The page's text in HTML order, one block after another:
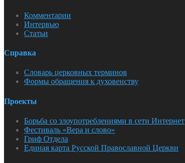
Комментарии
Интервью
Статьи
Справка
Словарь церковных терминов
Формы обращения к духовенству
Проекты
Борьба со злоупотреблениями в сети Интернет
Фестиваль «Вера и слово»
Гриф Отдела
Единая карта Русской Православной Церкви